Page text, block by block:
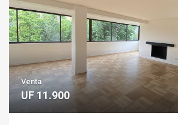
Venta
UF 11.900